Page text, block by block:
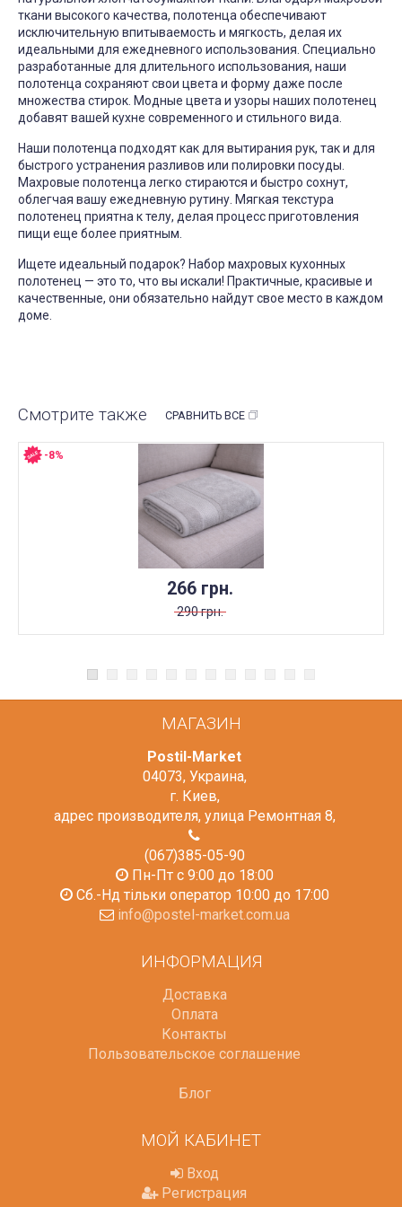
ткани высокого качества, полотенца обеспечивают
исключительную впитываемость и мягкость, делая их
идеальными для ежедневного использования. Специально
разработанные для длительного использования, наши
полотенца сохраняют свои цвета и форму даже после
множества стирок. Модные цвета и узоры наших полотенец
добавят вашей кухне современного и стильного вида.
Наши полотенца подходят как для вытирания рук, так и для
быстрого устранения разливов или полировки посуды.
Махровые полотенца легко стираются и быстро сохнут,
облегчая вашу ежедневную рутину. Мягкая текстура
полотенец приятна к телу, делая процесс приготовления
пищи еще более приятным.
Ищете идеальный подарок? Набор махровых кухонных
полотенец — это то, что вы искали! Практичные, красивые и
качественные, они обязательно найдут свое место в каждом
доме.
Смотрите также СРАВНИТЬ ВСЕ
266 грн.
290 грн.
-8%
МАГАЗИН
Postil-Market
04073, Украина,
г. Киев,
адрес производителя, улица Ремонтная 8,
(067)385-05-90
Пн-Пт с 9:00 до 18:00
Сб.-Нд тільки оператор 10:00 до 17:00
info@postel-market.com.ua
ИНФОРМАЦИЯ
Доставка
Оплата
Контакты
Пользовательское соглашение
Блог
МОЙ КАБИНЕТ
Вход
Регистрация